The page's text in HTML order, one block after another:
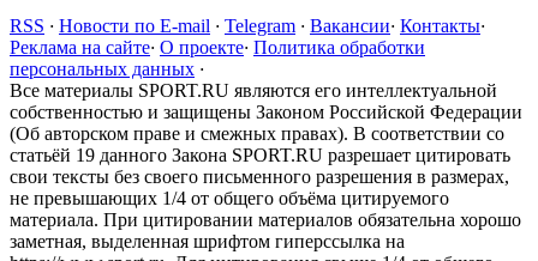
RSS · Новости по E-mail · Telegram · Вакансии· Контакты·
Реклама на сайте· О проекте· Политика обработки
персональных данных ·
Все материалы SPORT.RU являются его интеллектуальной
собственностью и защищены Законом Российской Федерации
(Об авторском праве и смежных правах). В соответствии со
статьёй 19 данного Закона SPORT.RU разрешает цитировать
свои тексты без своего письменного разрешения в размерах,
не превышающих 1/4 от общего объёма цитируемого
материала. При цитировании материалов обязательна хорошо
заметная, выделенная шрифтом гиперссылка на